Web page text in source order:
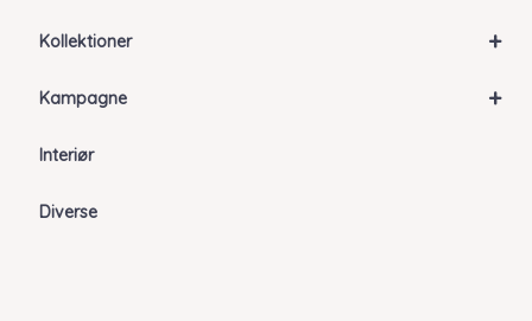
+
Kollektioner
+
Kampagne
Interiør
Diverse